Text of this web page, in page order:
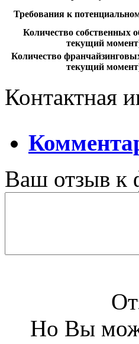
Требования к
Количество собственных
текущий
Количество
текущий
Контактная
Ваш отзыв к
Но Вы